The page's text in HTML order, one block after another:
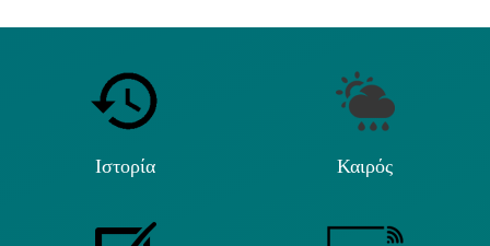
Ιστορία Καιρός